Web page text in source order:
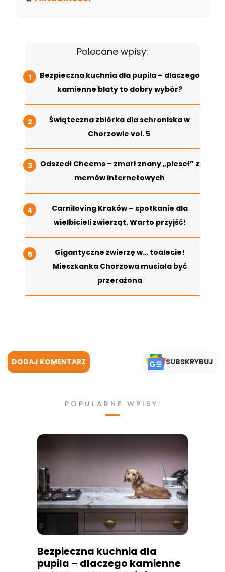
Polecane wpisy:
Bezpieczna kuchnia dla pupila – dlaczego
kamienne blaty to dobry wybór?
Świąteczna zbiórka dla schroniska w
Chorzowie vol. 5
Odszedł Cheems – zmarł znany „pieseł” z
memów internetowych
Carniloving Kraków – spotkanie dla
wielbicieli zwierząt. Warto przyjść!
Gigantyczne zwierzę w… toalecie!
Mieszkanka Chorzowa musiała być
przerażona
DODAJ KOMENTARZ SUBSKRYBUJ
POPULARNE WPISY:
Bezpieczna kuchnia dla
pupila – dlaczego kamienne